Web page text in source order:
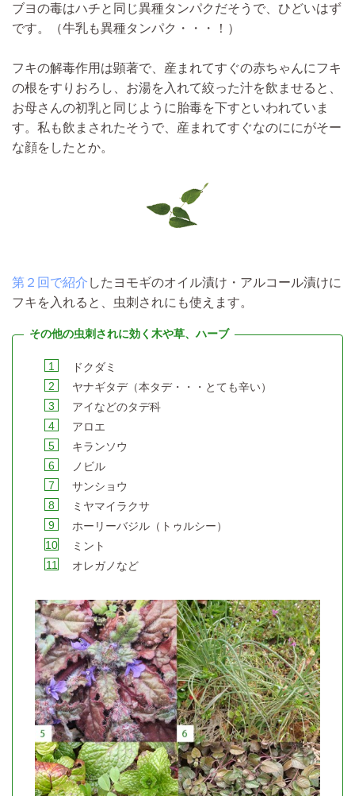
ブヨの毒はハチと同じ異種タンパクだそうで、ひどいはず
です。（牛乳も異種タンパク・・・！）
フキの解毒作用は顕著で、産まれてすぐの赤ちゃんにフキ
の根をすりおろし、お湯を入れて絞った汁を飲ませると、
お母さんの初乳と同じように胎毒を下すといわれていま
す。私も飲まされたそうで、産まれてすぐなのににがそー
な顔をしたとか。
第２回で紹介 した ヨモギのオイル漬け・アルコール漬けに
フキを入れると、虫刺されにも使えます。
ドクダミ
ヤナギタデ（本タデ・・・とても辛い）
アイなどのタデ科
アロエ
キランソウ
ノビル
サンショウ
ミヤマイラクサ
ホーリーバジル（トゥルシー）
ミント
オレガノなど